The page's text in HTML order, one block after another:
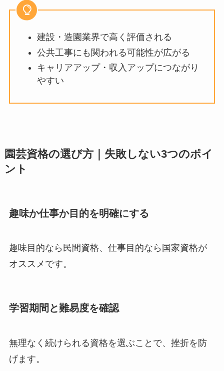
建設・造園業界で高く評価される
公共工事にも関われる可能性が広がる
キャリアアップ・収入アップにつながり
やすい
園芸資格の選び方｜失敗しない3つのポイ
ント
趣味か仕事か目的を明確にする
趣味目的なら民間資格、仕事目的なら国家資格が
オススメです。
学習期間と難易度を確認
無理なく続けられる資格を選ぶことで、挫折を防
げます。